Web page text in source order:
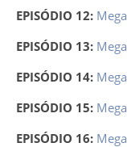
EPISÓDIO 12: Mega
EPISÓDIO 13: Mega
EPISÓDIO 14: Mega
EPISÓDIO 15: Mega
EPISÓDIO 16: Mega